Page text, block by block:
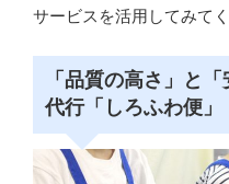
サービスを活用してみて
「品質の高さ」と
代行「しろふわ便」